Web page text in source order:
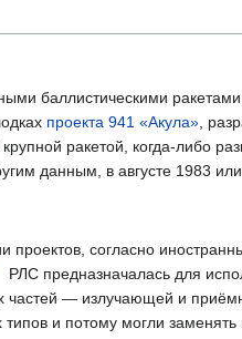
баллистическими
проекта 941 «Акула»,
ракетой, когда-либо
данным, в августе 1983
согласно
РЛС предназначалась для
частей — излучающей и
и потому могли заменять